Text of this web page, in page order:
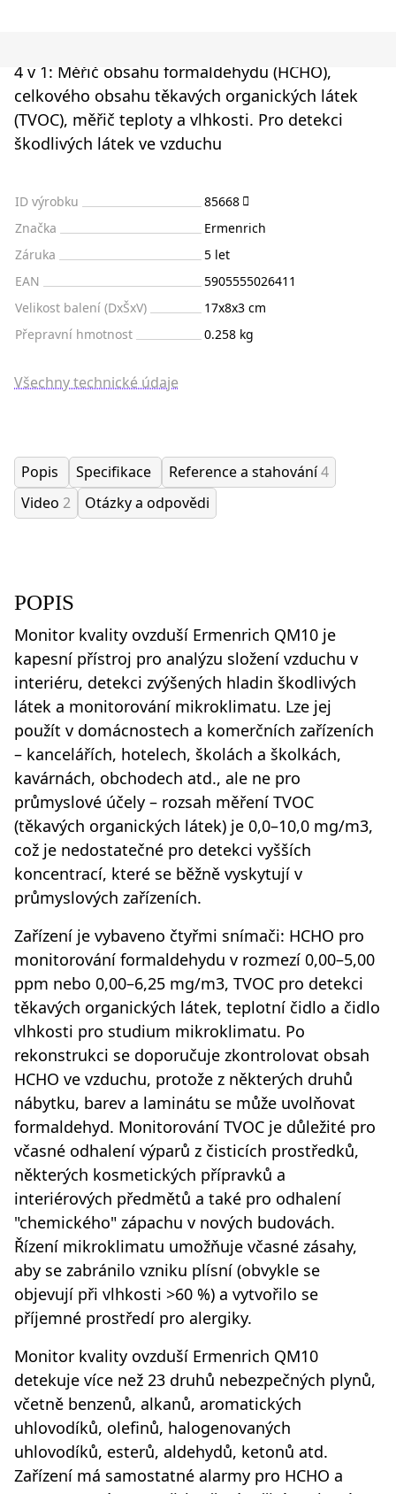
4 v 1: Měřič obsahu formaldehydu (HCHO),
celkového obsahu těkavých organických látek
(TVOC), měřič teploty a vlhkosti. Pro detekci
škodlivých látek ve vzduchu
ID výrobku
85668
Značka
Ermenrich
Záruka
5 let
EAN
5905555026411
Velikost balení (DxŠxV)
17x8x3 cm
Přepravní hmotnost
0.258 kg
Všechny technické údaje
Popis Specifikace Reference a stahování4
Video 2 Otázky a odpovědi
POPIS
Monitor kvality ovzduší Ermenrich QM10 je
kapesní přístroj pro analýzu složení vzduchu v
interiéru, detekci zvýšených hladin škodlivých
látek a monitorování mikroklimatu. Lze jej
použít v domácnostech a komerčních zařízeních
– kancelářích, hotelech, školách a školkách,
kavárnách, obchodech atd., ale ne pro
průmyslové účely – rozsah měření TVOC
(těkavých organických látek) je 0,0–10,0 mg/m3,
což je nedostatečné pro detekci vyšších
koncentrací, které se běžně vyskytují v
průmyslových zařízeních.
Zařízení je vybaveno čtyřmi snímači: HCHO pro
monitorování formaldehydu v rozmezí 0,00–5,00
ppm nebo 0,00–6,25 mg/m3, TVOC pro detekci
těkavých organických látek, teplotní čidlo a čidlo
vlhkosti pro studium mikroklimatu. Po
rekonstrukci se doporučuje zkontrolovat obsah
HCHO ve vzduchu, protože z některých druhů
nábytku, barev a laminátu se může uvolňovat
formaldehyd. Monitorování TVOC je důležité pro
včasné odhalení výparů z čisticích prostředků,
některých kosmetických přípravků a
interiérových předmětů a také pro odhalení
"chemického" zápachu v nových budovách.
Řízení mikroklimatu umožňuje včasné zásahy,
aby se zabránilo vzniku plísní (obvykle se
objevují při vlhkosti >60 %) a vytvořilo se
příjemné prostředí pro alergiky.
Monitor kvality ovzduší Ermenrich QM10
detekuje více než 23 druhů nebezpečných plynů,
včetně benzenů, alkanů, aromatických
uhlovodíků, olefinů, halogenovaných
uhlovodíků, esterů, aldehydů, ketonů atd.
Zařízení má samostatné alarmy pro HCHO a